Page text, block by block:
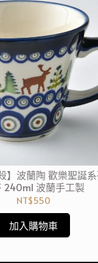
】波蘭陶 歡樂聖誕
240ml 波蘭手工製
NT$550
加入購物車